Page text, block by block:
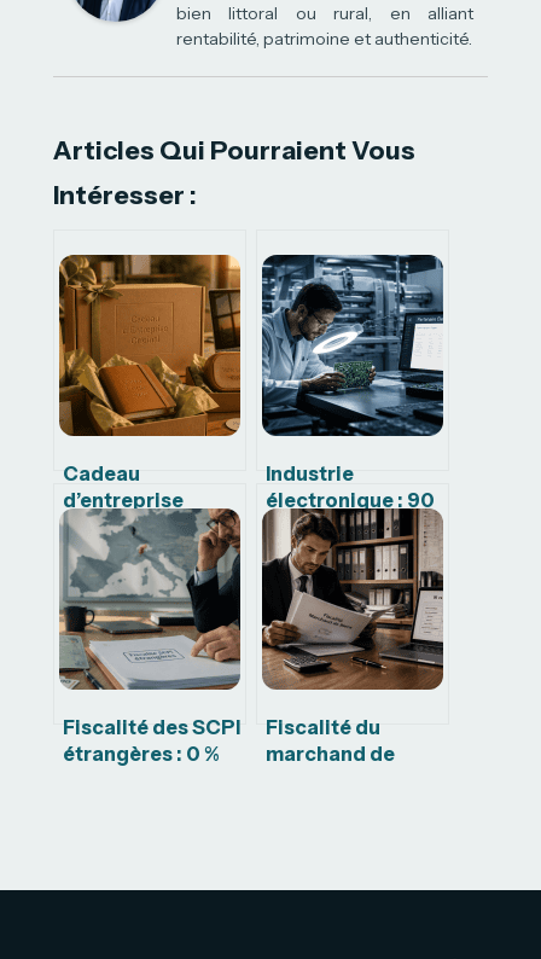
bien littoral ou rural, en alliant
rentabilité, patrimoine et authenticité.
Articles Qui Pourraient Vous
Intéresser :
Cadeau
d’entreprise
original : 5 leviers
pour transformer
vos goodies en
investissement
durable
Industrie
électronique : 90
% de PME et 4
critères pour
choisir votre
partenaire
Fiscalité des SCPI
étrangères : 0 %
optimiser votre
Fiscalité du
marchand de